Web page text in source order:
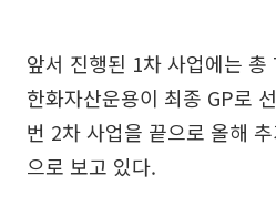
앞서 진행된 1차 사업에는
한화자산운용이 최종 GP로
번 2차 사업을 끝으로 올해
으로 보고 있다.